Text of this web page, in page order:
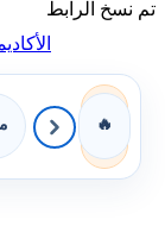
تم نسخ الرابط
🔥